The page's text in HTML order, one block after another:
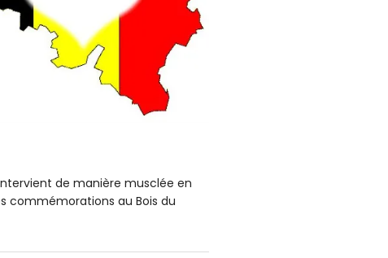
de manière musclée en
commémorations au Bois du